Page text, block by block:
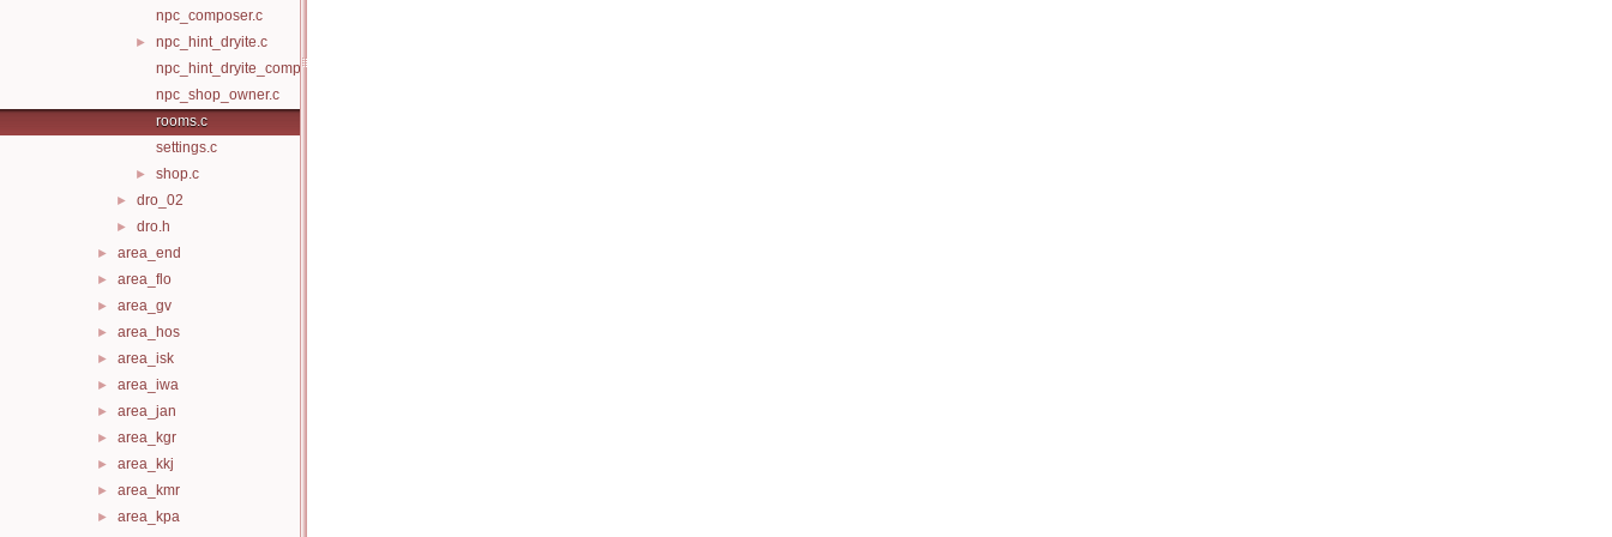
npc_composer.c
►
npc_hint_dryite.c
npc_hint_dryite_companion.c
npc_shop_owner.c
rooms.c
settings.c
► shop.c
► dro_02
► dro.h
► area_end
► area_flo
► area_gv
► area_hos
► area_isk
► area_iwa
► area_jan
► area_kgr
► area_kkj
► area_kmr
► area_kpa